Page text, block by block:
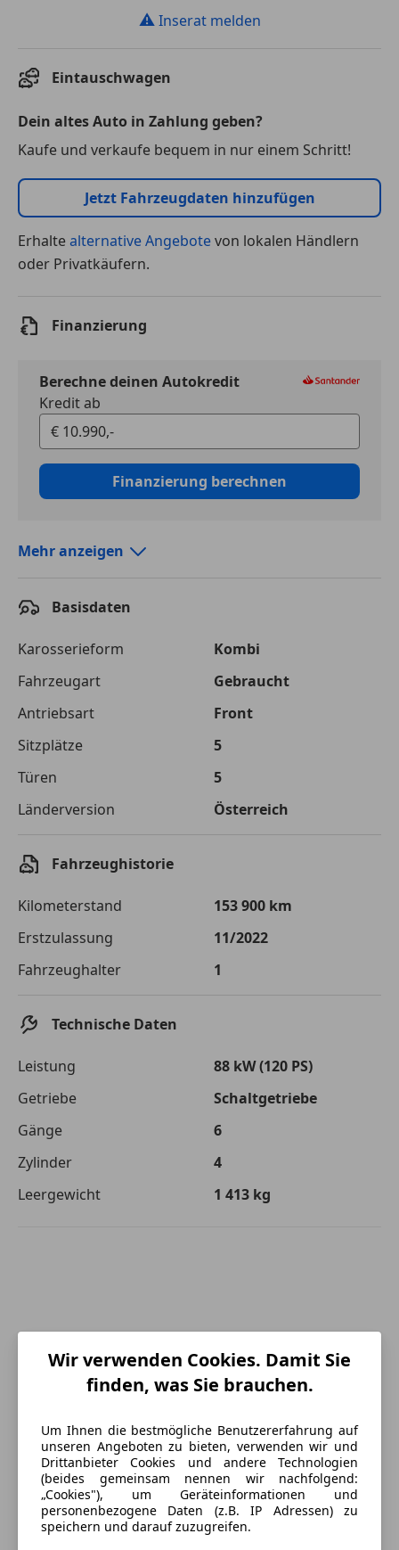
⚠ Inserat melden
Eintauschwagen
Dein altes Auto in Zahlung geben?
Kaufe und verkaufe bequem in nur einem Schritt!
Jetzt Fahrzeugdaten hinzufügen
Erhaltealternative Angebotevon lokalen Händlern
oder Privatkäufern.
Finanzierung
Berechne deinen Autokredit
Kredit ab
Finanzierung berechnen
Laufzeit
Kreditbetrag
€ 10 990,-
Zu zahlender
Gesamtbetrag
€ 17 460,-
Einberechnete Gebühren
€ 0,-
Effektivzinsatz
10,52 %
Sollzinssatz
9,99 %
Monatliche Rate
typischerweise Kredite vergeben. Der Sollzinssatz ist
Gültig für Neukunden bei Online-Abschluss. Erfüllung banküblicher
Bonitätskriterien vorausgesetzt.
Mehr anzeigen
Basisdaten
Karosserieform
Kombi
Fahrzeugart
Gebraucht
Antriebsart
Front
Sitzplätze
5
Türen
5
Länderversion
Österreich
Fahrzeughistorie
Kilometerstand
153 900 km
Erstzulassung
11/2022
Fahrzeughalter
1
Technische Daten
Leistung
88 kW (120 PS)
Getriebe
Schaltgetriebe
Gänge
6
Zylinder
4
Leergewicht
1 413 kg
Energieverbrauch
Wir verwenden Cookies. Damit Sie
finden, was Sie brauchen.
Um Ihnen die bestmögliche Benutzererfahrung auf
unseren Angeboten zu bieten, verwenden wir und
Drittanbieter Cookies und andere Technologien
(beides gemeinsam nennen wir nachfolgend:
„Cookies"), um Geräteinformationen und
personenbezogene Daten (z.B. IP Adressen) zu
speichern und darauf zuzugreifen.